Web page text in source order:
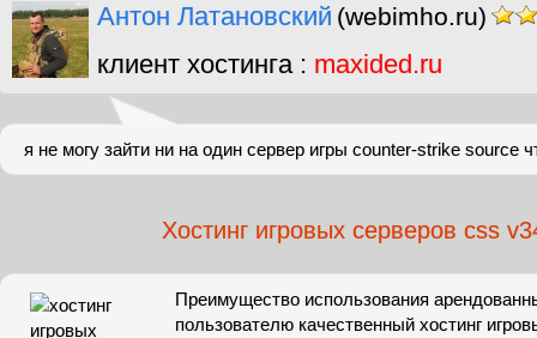
Антон Латановский (webimho.ru)
клиент хостинга : maxided.ru
я не могу зайти ни на один сервер игры counter-strike source
Хостинг игровых серверов css
Преимущество использования
пользователю качественный хостинг